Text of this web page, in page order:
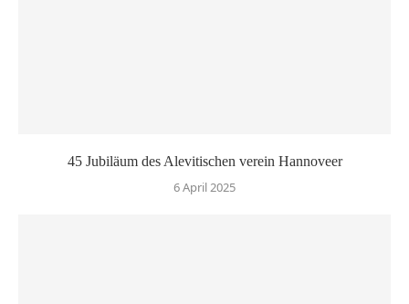
45 Jubiläum des Alevitischen verein Hannoveer
6 April 2025